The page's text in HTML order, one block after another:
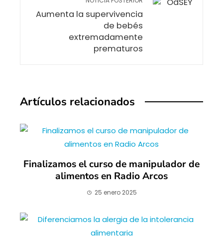
Aumenta la supervivencia
de bebés
extremadamente
prematuros
Artículos relacionados
Finalizamos el curso de manipulador de
alimentos en Radio Arcos
25 enero 2025